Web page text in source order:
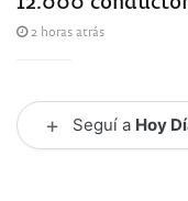
2 horas atrás
+ Seguí a Hoy